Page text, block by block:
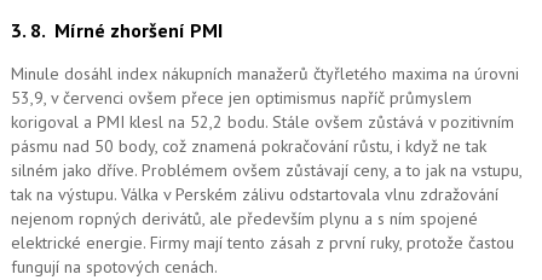
3. 8. Mírné zhoršení PMI
Minule dosáhl index nákupních manažerů čtyřletého maxima na úrovni
53,9, v červenci ovšem přece jen optimismus napříč průmyslem
korigoval a PMI klesl na 52,2 bodu. Stále ovšem zůstává v pozitivním
pásmu nad 50 body, což znamená pokračování růstu, i když ne tak
silném jako dříve. Problémem ovšem zůstávají ceny, a to jak na vstupu,
tak na výstupu. Válka v Perském zálivu odstartovala vlnu zdražování
nejenom ropných derivátů, ale především plynu a s ním spojené
elektrické energie. Firmy mají tento zásah z první ruky, protože častou
fungují na spotových cenách.